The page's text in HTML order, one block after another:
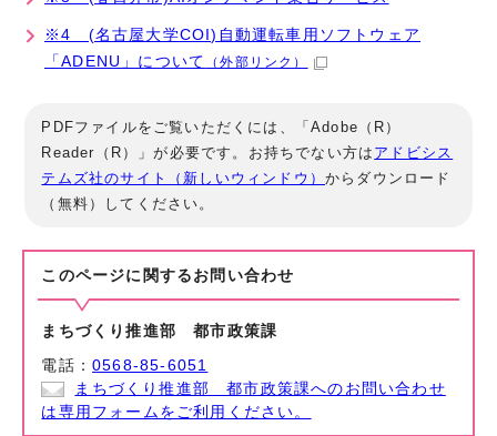
※4 (名古屋大学COI)自動運転車用ソフトウェア
「ADENU」について
（外部リンク）
PDFファイルをご覧いただくには、「Adobe（R）
Reader（R）」が必要です。お持ちでない方は アドビシス
テムズ社のサイト（新しいウィンドウ）からダウンロード
（無料）してください。
このページに関する お問い合わせ
まちづくり推進部 都市政策課
電話：0568-85-6051
まちづくり推進部 都市政策課へのお問い合わせ
は専用フォームをご利用ください。